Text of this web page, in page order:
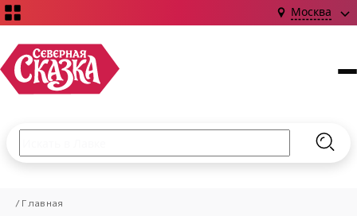
Москва
НОВИНКИ!
Сказки
Введите текст и нажмите кнопку «Найти», чтобы
Главная